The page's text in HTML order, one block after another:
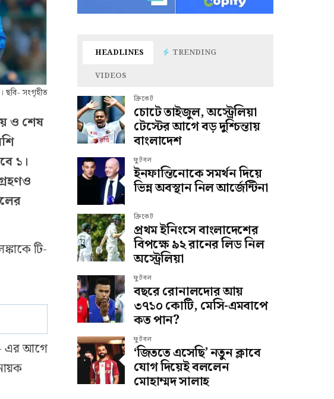
ছবি- সংগৃহীত
ও শেষ
১।
টি-
এর আগে
HEADLINES
TRENDING
VIDEOS
ক্রিকেট
চোটে তাইজুল, অস্ট্রেলিয়া
টেস্টের আগে বড় দুশ্চিন্তায়
বাংলাদেশ
ফুটবল
ইনফান্তিনোকে সমর্থন দিয়ে
ভিন্ন অবস্থান নিল আর্জেন্টিনা
ক্রিকেট
প্রথম ইনিংসে বাংলাদেশের
বিপক্ষে ৯২ রানের লিড নিল
অস্ট্রেলিয়া
ফুটবল
বছরে রোনালদোর আয়
৩৭১০ কোটি, মেসি-এমবাপে
কত পান?
ফুটবল
‘জিততে এসেছি’ নতুন ক্লাবে
যোগ দিয়েই বললেন
মোহাম্মদ সালাহ